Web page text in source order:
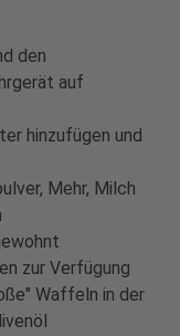
den
auf
hinzufügen und
Mehr, Milch
zur Verfügung
Waffeln in der